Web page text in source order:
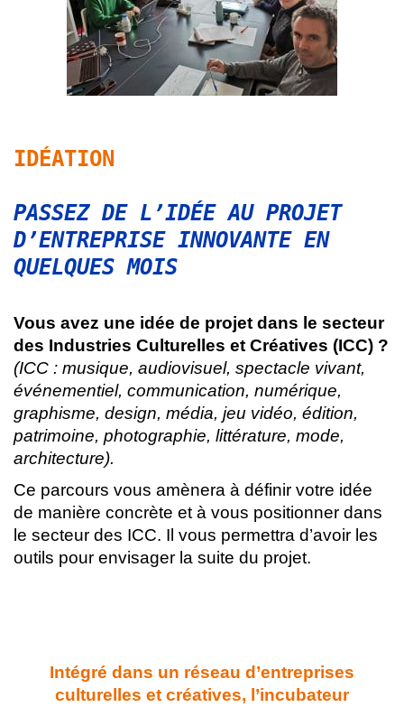
IDÉATION
PASSEZ DE L’IDÉE AU PROJET
D’ENTREPRISE INNOVANTE EN
QUELQUES MOIS
Vous avez une idée de projet dans le secteur
des Industries Culturelles et Créatives (ICC) ?
(ICC : musique, audiovisuel, spectacle vivant,
événementiel, communication, numérique,
graphisme, design, média, jeu vidéo, édition,
patrimoine, photographie, littérature, mode,
architecture).
Ce parcours vous amènera à définir votre idée
de manière concrète et à vous positionner dans
le secteur des ICC. Il vous permettra d’avoir les
outils pour envisager la suite du projet.
Intégré dans un réseau d’entreprises
culturelles et créatives, l’incubateur